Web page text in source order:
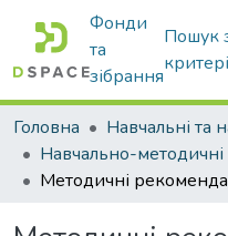
Фонди
та
зібрання
Пошук
Головна